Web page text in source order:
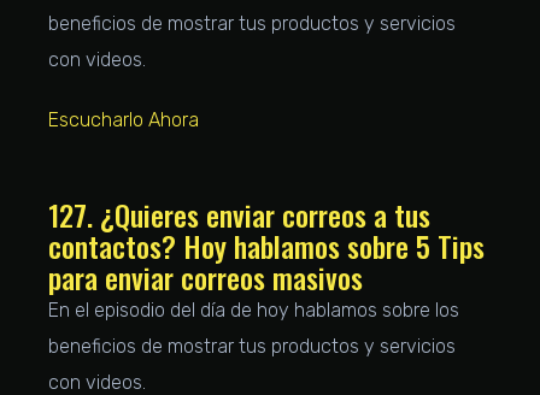
beneficios de mostrar tus productos y servicios
con videos.
Escucharlo Ahora
127. ¿Quieres enviar correos a tus
contactos? Hoy hablamos sobre 5 Tips
para enviar correos masivos
En el episodio del día de hoy hablamos sobre los
beneficios de mostrar tus productos y servicios
con videos.